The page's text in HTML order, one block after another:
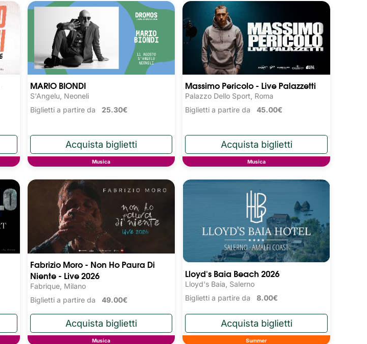
MARIO BIONDI
S'Angelu, Neoneli
Biglietti a partire da 25.30€
Musica
Massimo Pericolo - Live Palazzetti
Palazzo Dello Sport, Roma
Biglietti a partire da45.00€
Musica
Fabrizio Moro - Non Ho Paura Di
Niente - Live 2026
Fabrique, Milano
Biglietti a partire da 49.00€
Musica
Lloyd's Baia Beach 2026
Lloyd's Baia, Salerno
Biglietti a partire da8.00€
Summer